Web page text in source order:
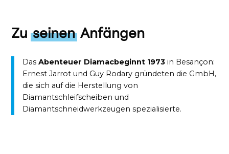
Zuseinen Anfängen
Das Abenteuer Diamacbeginnt 1973 in Besançon:
Ernest Jarrot und Guy Rodary gründeten die GmbH,
die sich auf die Herstellung von
Diamantschleifscheiben und
Diamantschneidwerkzeugen spezialisierte.